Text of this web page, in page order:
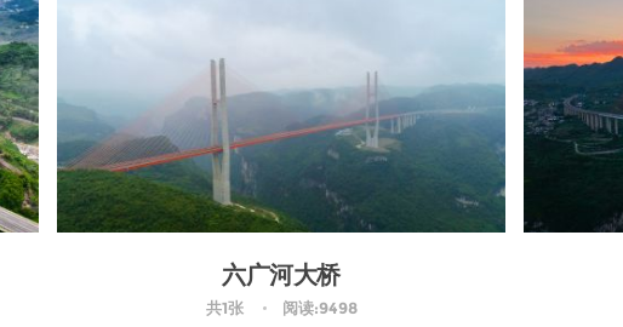
六广河大桥
共1张 阅读:9498